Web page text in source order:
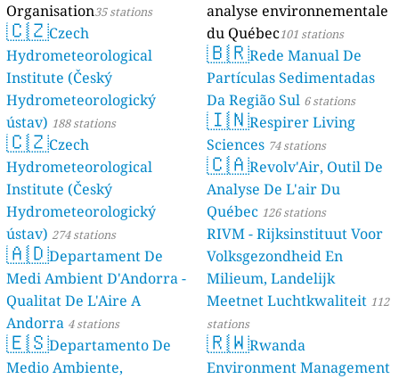
Organisation35 stations
🇨🇿Czech
Hydrometeorological
Institute (Český
Hydrometeorologický
ústav) 188 stations
🇨🇿Czech
Hydrometeorological
Institute (Český
Hydrometeorologický
ústav) 274 stations
🇦🇩Departament De
Medi Ambient D'Andorra -
Qualitat De L'Aire A
Andorra 4 stations
🇪🇸Departamento De
Medio Ambiente,
analyse environnementale
du Québec101 stations
🇧🇷Rede Manual De
Partículas Sedimentadas
Da Região Sul 6 stations
🇮🇳Respirer Living
Sciences 74 stations
🇨🇦Revolv'Air, Outil De
Analyse De L'air Du
Québec 126 stations
RIVM - Rijksinstituut Voor
Volksgezondheid En
Milieum, Landelijk
Meetnet Luchtkwaliteit 112
stations
🇷🇼Rwanda
Environment Management